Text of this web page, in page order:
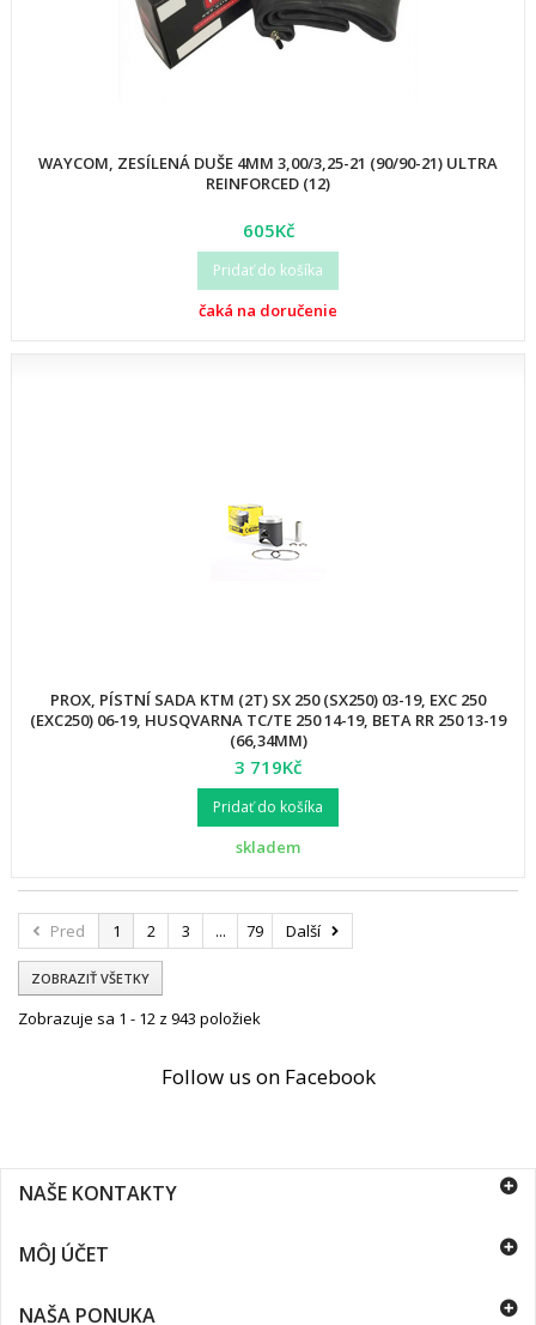
WAYCOM, ZESÍLENÁ DUŠE 4MM 3,00/3,25-21 (90/90-21) ULTRA
REINFORCED (12)
605Kč
Pridať do košíka
čaká na doručenie
PROX, PÍSTNÍ SADA KTM (2T) SX 250 (SX250) 03-19, EXC 250
(EXC250) 06-19, HUSQVARNA TC/TE 250 14-19, BETA RR 250 13-19
(66,34MM)
3 719Kč
Pridať do košíka
skladem
Pred 1 2 3 ... 79 Další
ZOBRAZIŤ VŠETKY
Zobrazuje sa 1 - 12 z 943 položiek
Follow us on Facebook
NAŠE KONTAKTY
MÔJ ÚČET
NAŠA PONUKA